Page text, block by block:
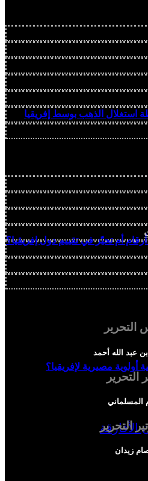
استغلال الذهب بوسط إفريقيا
أم تحيّز في تقييم دول إفريقيا؟
أولوية مصيرية لإفريقيا؟
التحرير
عبد الله أحمد
التحرير
المسلماني
التحرير
زيدان